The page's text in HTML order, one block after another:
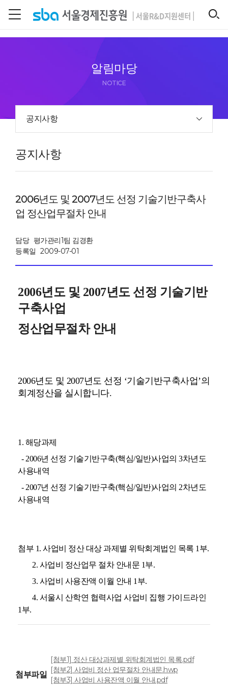
알림마당
NOTICE
공지사항
공지사항
2006년도 및 2007년도 선정 기술기반구축사
업 정산업무절차 안내
담당 평가관리1팀 김경환
등록일 2009-07-01
2006년도 및 2007년도 선정 기술기반
구축사업
정산업무절차 안내
2006년도 및 2007년도 선정 ‘기술기반구축사업’의
회계정산을 실시합니다.
1. 해당과제
- 2006년 선정 기술기반구축(핵심/일반)사업의 3차년도
사용내역
- 2007년 선정 기술기반구축(핵심/일반)사업의 2차년도
사용내역
첨부 1. 사업비 정산 대상 과제별 위탁회계법인 목록 1부.
2. 사업비 정산업무 절차 안내문 1부.
3. 사업비 사용잔액 이월 안내 1부.
4. 서울시 산학연 협력사업 사업비 집행 가이드라인
1부.
첨부파일
[첨부1] 정산 대상과제별 위탁회계법인 목록.pdf
[첨부2] 사업비 정산 업무절차 안내문.hwp
[첨부3] 사업비 사용잔액 이월 안내.pdf